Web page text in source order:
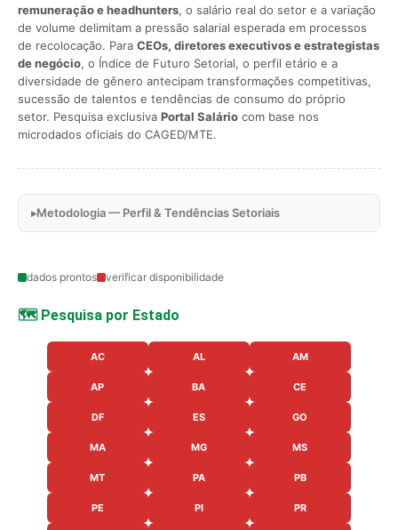
remuneração e headhunters, o salário real do setor e a variação
de volume delimitam a pressão salarial esperada em processos
de recolocação. Para CEOs, diretores executivos e estrategistas
de negócio, o Índice de Futuro Setorial, o perfil etário e a
diversidade de gênero antecipam transformações competitivas,
sucessão de talentos e tendências de consumo do próprio
setor. Pesquisa exclusiva Portal Salário com base nos
microdados oficiais do CAGED/MTE.
Metodologia — Perfil & Tendências Setoriais
dados prontos verificar disponibilidade
🗺️ Pesquisa por Estado
AC AL AM
AP BA CE
DF ES GO
MA MG MS
MT PA PB
PE PI PR